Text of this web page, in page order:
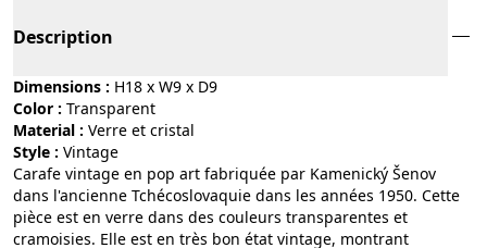
Description
Dimensions : H18 x W9 x D9
Color :
transparent
Material :
verre et cristal
Style :
vintage
Carafe vintage en pop art fabriquée par Kamenický Šenov
dans l'ancienne Tchécoslovaquie dans les années 1950. Cette
pièce est en verre dans des couleurs transparentes et
cramoisies. Elle est en très bon état vintage, montrant